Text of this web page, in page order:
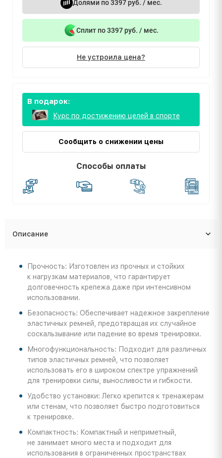
Долями по 3397 руб. / мес.
Сплит по 3397 руб. / мес.
Не устроила цена?
В подарок:
Курс по достижению целей в спорте
Сообщить о снижении цены
Способы оплаты
Описание
Прочность: Изготовлен из прочных и стойких
к нагрузкам материалов, что гарантирует
долговечность крепежа даже при интенсивном
использовании.
Безопасность: Обеспечивает надежное закрепление
эластичных ремней, предотвращая их случайное
соскальзывание или падение во время тренировки.
Многофункциональность: Подходит для различных
типов эластичных ремней, что позволяет
использовать его в широком спектре упражнений
для тренировки силы, выносливости и гибкости.
Удобство установки: Легко крепится к тренажерам
или стенам, что позволяет быстро подготовиться
к тренировке.
Компактность: Компактный и неприметный,
не занимает много места и подходит для
использования в ограниченных пространствах